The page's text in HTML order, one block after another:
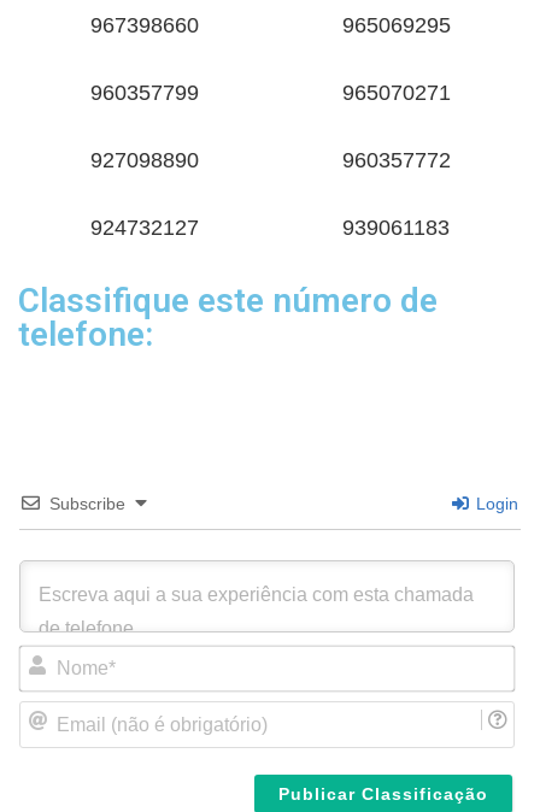
967398660 965069295
960357799 965070271
927098890 960357772
924732127 939061183
Classifique este número de
telefone:
Subscribe Login
N
m
a